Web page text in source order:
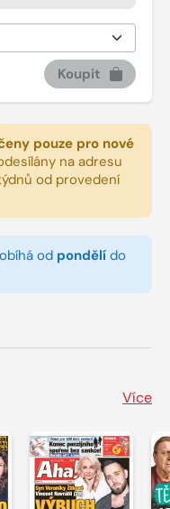
Koupit
pouze pro nové
na adresu
od provedení
od pondělí do
Více